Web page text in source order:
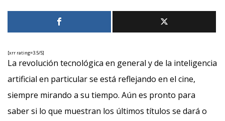
[xrr rating=3.5/5]
La revolución tecnológica en general y de la inteligencia
artificial en particular se está reflejando en el cine,
siempre mirando a su tiempo. Aún es pronto para
saber si lo que muestran los últimos títulos se dará o